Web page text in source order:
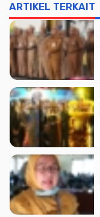
ARTIKEL TERKAIT